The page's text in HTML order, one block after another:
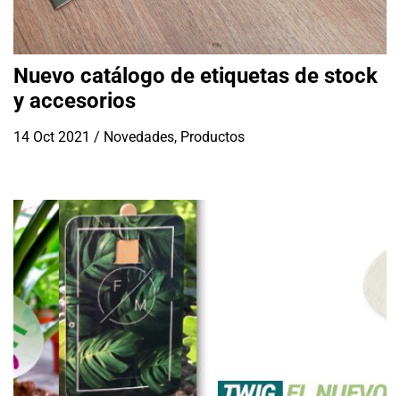
Nuevo catálogo de etiquetas de stock
y accesorios
14 Oct 2021 / Novedades, Productos